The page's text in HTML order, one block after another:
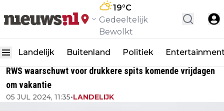
19°C
Gedeeltelijk
Bewolkt
Landelijk Buitenland Politiek
RWS waarschuwt voor drukkere spits komende vrijdagen
om vakantie
05 JUL 2024, 11:35•LANDELIJK